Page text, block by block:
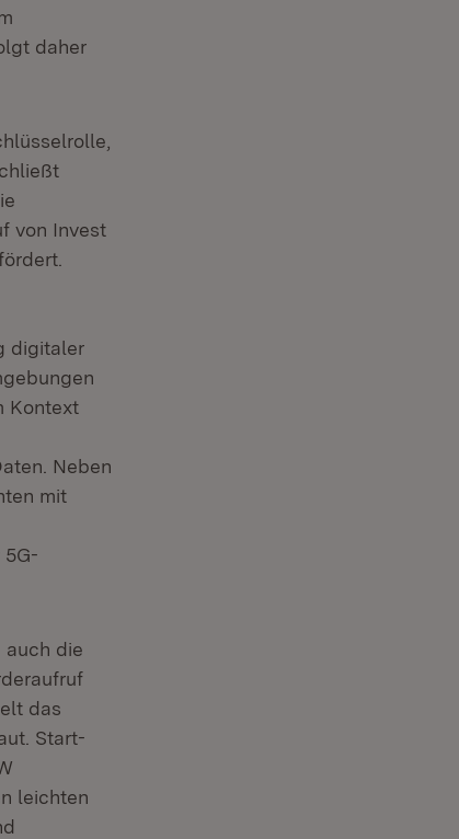
daher
von Invest
digitaler
Kontext
Neben
mit
auch die
das
Start-
leichten